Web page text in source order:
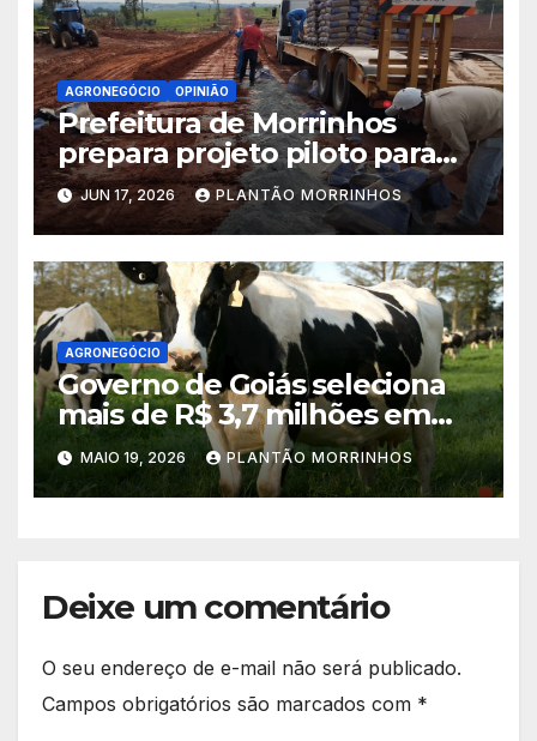
AGRONEGÓCIO OPINIÃO
Prefeitura de Morrinhos
prepara projeto piloto para
aplicação de solo-cimento em
estradas vicinais
JUN 17, 2026 PLANTÃO MORRINHOS
AGRONEGÓCIO
Governo de Goiás seleciona
mais de R$ 3,7 milhões em
propostas no PAA Leite 2026
MAIO 19, 2026 PLANTÃO MORRINHOS
Deixe um comentário
O seu endereço de e-mail não será publicado.
Campos obrigatórios são marcados com *